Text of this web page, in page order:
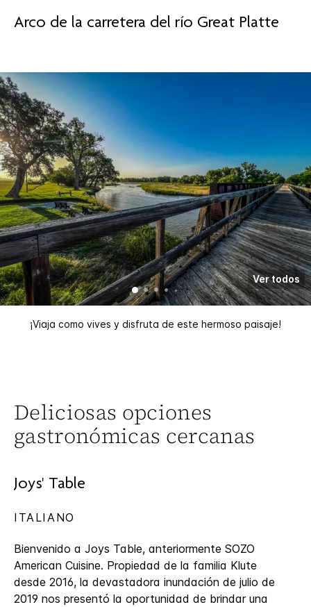
Arco de la carretera del río Great Platte
¡Viaja como vives y disfruta de este hermoso paisaje!
Ver todos
Deliciosas opciones
gastronómicas cercanas
Joys' Table
ITALIANO
Bienvenido a Joys Table, anteriormente SOZO
American Cuisine. Propiedad de la familia Klute
desde 2016, la devastadora inundación de julio de
2019 nos presentó la oportunidad de brindar una